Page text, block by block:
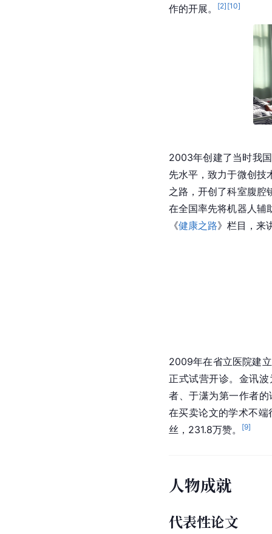
作的开展。
[2] [10]
2003年创建了当时我
先水平，致力于微创技
之路，开创了科室腹腔
在全国率先将机器人辅
《健康之路》栏目，来
2009年在省立医院建
正式试营开诊。金讯
者、于潇为第一作者
在买卖论文的学术不
丝，231.8万赞。
[9]
人物成就
代表性论文